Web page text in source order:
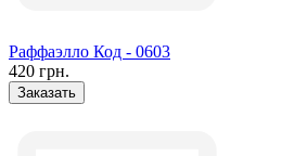
Раффаэлло Код - 0603
420 грн.
Заказать